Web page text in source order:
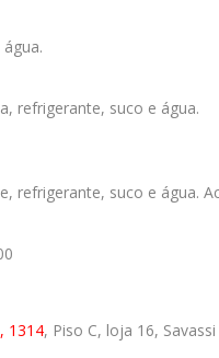
refrigerante, suco e água.
refrigerante, suco e água.
1314, Piso C, loja 16, Savassi